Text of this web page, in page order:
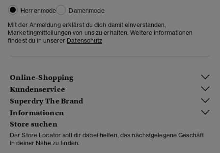
Herrenmode
Damenmode
Mit der Anmeldung erklärst du dich damit einverstanden,
Marketingmitteilungen von uns zu erhalten. Weitere Informationen
findest du in unserer Datenschutz
Online-Shopping
Kundenservice
Superdry The Brand
Informationen
Store suchen
Der Store Locator soll dir dabei helfen, das nächstgelegene Geschäft
in deiner Nähe zu finden.